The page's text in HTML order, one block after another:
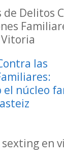
las
el núcleo